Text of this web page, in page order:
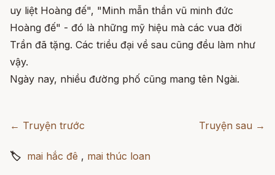
uy liệt Hoàng đế", "Minh mẫn thần vũ minh đức
Hoàng đế" - đó là những mỹ hiệu mà các vua đời
Trần đã tặng. Các triều đại về sau cũng đều làm như
vậy.
Ngày nay, nhiều đường phố cũng mang tên Ngài.
← Truyện trước Truyện sau →
🏷 mai hắc đê , mai thúc loan